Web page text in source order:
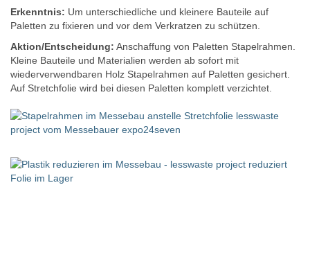
Erkenntnis: Um unterschiedliche und kleinere Bauteile auf
Paletten zu fixieren und vor dem Verkratzen zu schützen.
Aktion/Entscheidung: Anschaffung von Paletten Stapelrahmen.
Kleine Bauteile und Materialien werden ab sofort mit
wiederverwendbaren Holz Stapelrahmen auf Paletten gesichert.
Auf Stretchfolie wird bei diesen Paletten komplett verzichtet.